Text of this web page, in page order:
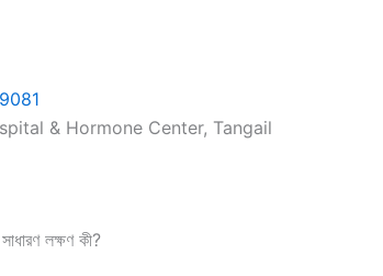
& Hormone Center, Tangail
লক্ষণ কী?